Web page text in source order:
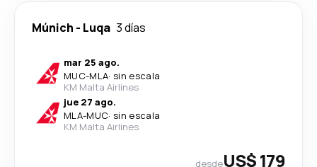
Múnich - Luqa 3 días
mar 25 ago.
MUC-MLA· sin escala
KM Malta Airlines
jue 27 ago.
MLA-MUC· sin escala
KM Malta Airlines
desdeUS$ 179